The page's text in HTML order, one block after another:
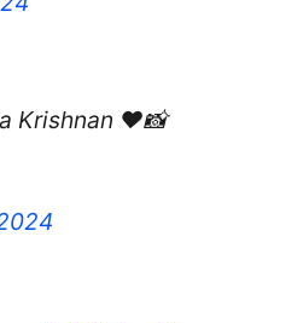
Krishnan ❤️📸